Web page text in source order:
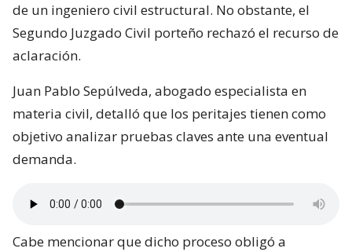
de un ingeniero civil estructural. No obstante, el
Segundo Juzgado Civil porteño rechazó el recurso de
aclaración.
Juan Pablo Sepúlveda, abogado especialista en
materia civil, detalló que los peritajes tienen como
objetivo analizar pruebas claves ante una eventual
demanda.
Cabe mencionar que dicho proceso obligó a